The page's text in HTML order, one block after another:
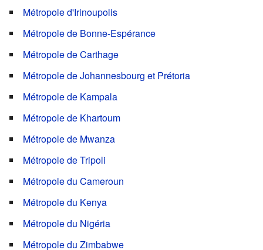
Métropole d'Irinoupolis
Métropole de Bonne-Espérance
Métropole de Carthage
Métropole de Johannesbourg et Prétoria
Métropole de Kampala
Métropole de Khartoum
Métropole de Mwanza
Métropole de Tripoli
Métropole du Cameroun
Métropole du Kenya
Métropole du Nigéria
Métropole du Zimbabwe